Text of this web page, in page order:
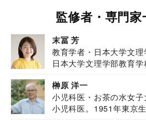
監修者・専門家
末冨 芳
教育学者・日本大学文
日本大学文理学部教育
榊原 洋一
小児科医・お茶の水女
小児科医。1951年東京